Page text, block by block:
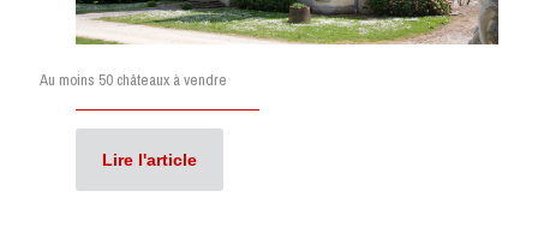
Au moins 50 châteaux à vendre
Lire l'article